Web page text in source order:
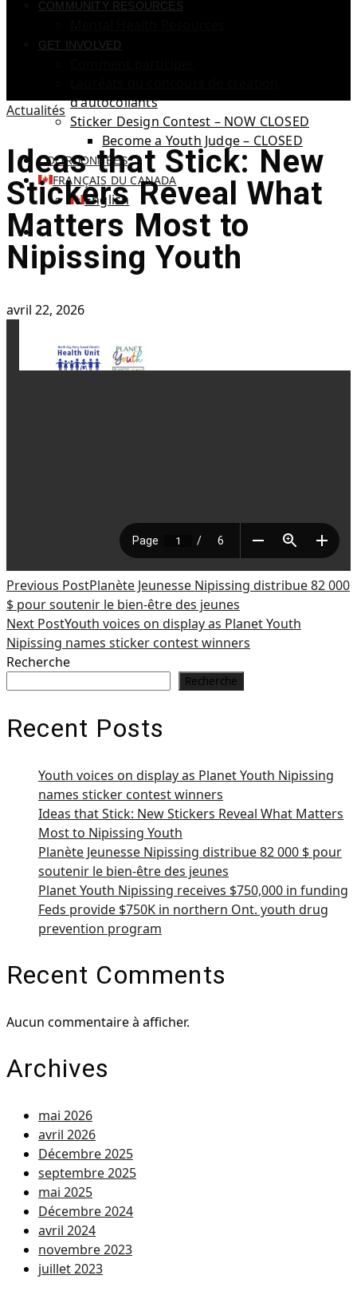
COMMUNITY RESOURCES
GET INVOLVED
d'autocollants
Sticker Design Contest – NOW CLOSED
Become a Youth Judge – CLOSED
COORDONNÉES
FRANÇAIS DU CANADA
English
Actualités
Ideas that Stick: New
Stickers Reveal What
Matters Most to
Nipissing Youth
avril 22, 2026
Previous PostPlanète Jeunesse Nipissing distribue 82 000
$ pour soutenir le bien-être des jeunes
Next PostYouth voices on display as Planet Youth
Nipissing names sticker contest winners
Recherche
Recherche
Recent Posts
Youth voices on display as Planet Youth Nipissing
names sticker contest winners
Ideas that Stick: New Stickers Reveal What Matters
Most to Nipissing Youth
Planète Jeunesse Nipissing distribue 82 000 $ pour
soutenir le bien-être des jeunes
Planet Youth Nipissing receives $750,000 in funding
Feds provide $750K in northern Ont. youth drug
prevention program
Recent Comments
Aucun commentaire à afficher.
Archives
mai 2026
avril 2026
Décembre 2025
septembre 2025
mai 2025
Décembre 2024
avril 2024
novembre 2023
juillet 2023